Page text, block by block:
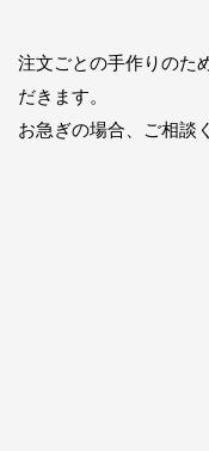
注文ごとの手作りのた
だきます。
お急ぎの場合、ご相談